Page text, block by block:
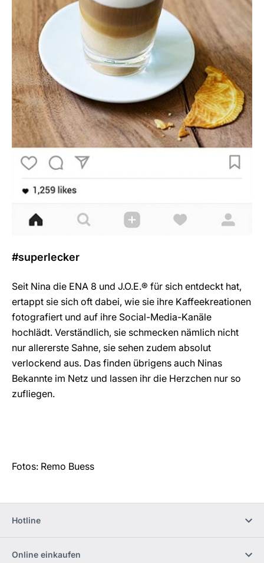
#superlecker
Seit Nina die ENA 8 und J.O.E.® für sich entdeckt hat,
ertappt sie sich oft dabei, wie sie ihre Kaffeekreationen
fotografiert und auf ihre Social-Media-Kanäle
hochlädt. Verständlich, sie schmecken nämlich nicht
nur allererste Sahne, sie sehen zudem absolut
verlockend aus. Das finden übrigens auch Ninas
Bekannte im Netz und lassen ihr die Herzchen nur so
zufliegen.
Fotos: Remo Buess
Hotline
Online einkaufen